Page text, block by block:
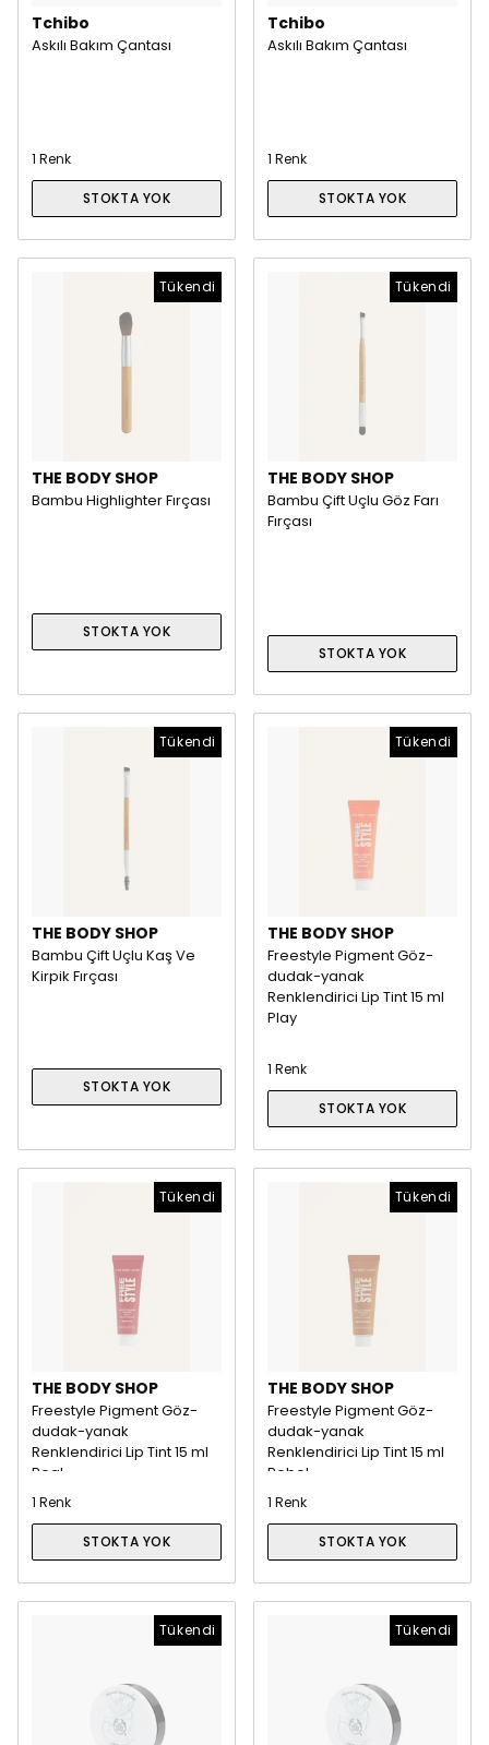
Tchibo
Askılı Bakım Çantası
1 Renk
STOKTA YOK
Tchibo
Askılı Bakım Çantası
1 Renk
STOKTA YOK
Tükendi
THE BODY SHOP
Bambu Highlighter Fırçası
STOKTA YOK
Tükendi
THE BODY SHOP
Bambu Çift Uçlu Göz Farı
Fırçası
STOKTA YOK
Tükendi
THE BODY SHOP
Bambu Çift Uçlu Kaş Ve
Kirpik Fırçası
STOKTA YOK
Tükendi
THE BODY SHOP
Freestyle Pigment Göz-
dudak-yanak
Renklendirici Lip Tint 15 ml
Play
1 Renk
STOKTA YOK
Tükendi
THE BODY SHOP
Freestyle Pigment Göz-
dudak-yanak
Renklendirici Lip Tint 15 ml
Real
1 Renk
STOKTA YOK
Tükendi
THE BODY SHOP
Freestyle Pigment Göz-
dudak-yanak
Renklendirici Lip Tint 15 ml
Rebel
1 Renk
STOKTA YOK
Tükendi Tükendi